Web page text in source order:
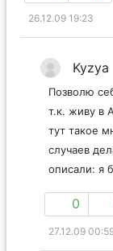
26.12.09 19:23
Kyzya
Позволю
т.к. живу в
тут такое
случаев
описали: я
0
27.12.09